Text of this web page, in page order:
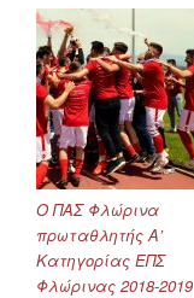
Ο ΠΑΣ Φλώρινα
πρωταθλητής Α’
Κατηγορίας ΕΠΣ
Φλώρινας 2018-2019